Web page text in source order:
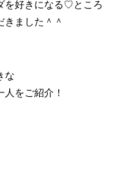
を好きになる♡ところ
きました＾＾
な
をご紹介！